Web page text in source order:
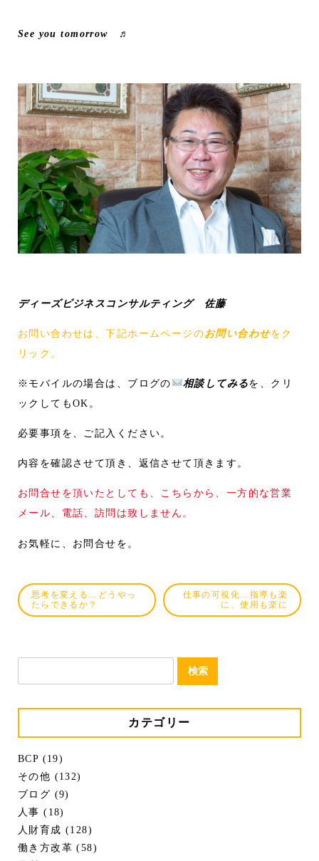
See you tomorrow ♬
ディーズビジネスコンサルティング 佐藤
お問い合わせは、下記ホームページのお問い合わせをク
リック。
※モバイルの場合は、ブログの 相談してみるを、クリ
ックしてもOK。
必要事項を、ご記入ください。
内容を確認させて頂き、返信させて頂きます。
お問合せを頂いたとしても、こちらから、一方的な営業
メール、電話、訪問は致しません。
お気軽に、お問合せを。
思考を変える…どうやっ
たらできるか？
仕事の可視化…指導も楽
に、使用も楽に
カテゴリー
BCP (19)
その他 (132)
ブログ (9)
人事 (18)
人財育成 (128)
働き方改革 (58)